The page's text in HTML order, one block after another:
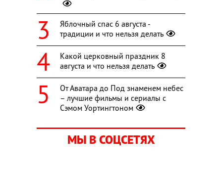
Яблочный спас 6 августа -
традиции и что нельзя делать
Какой церковный праздник 8
августа и что нельзя делать
От Аватара до Под знаменем небес
– лучшие фильмы и сериалы с
Сэмом Уортингтоном
МЫ В СОЦСЕТЯХ